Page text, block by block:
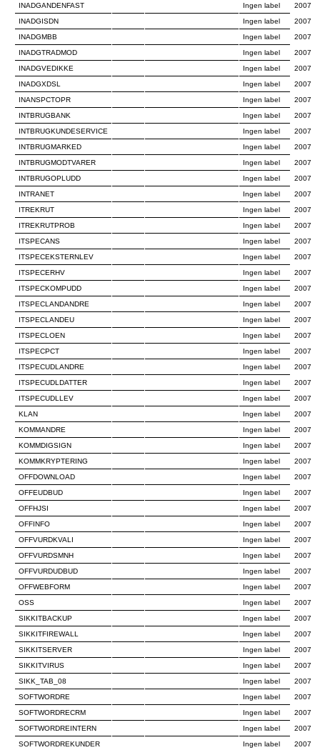
INADGANDENFAST
Ingen label
2007
INADGISDN
Ingen label
2007
INADGMBB
Ingen label
2007
INADGTRADMOD
Ingen label
2007
INADGVEDIKKE
Ingen label
2007
INADGXDSL
Ingen label
2007
INANSPCTOPR
Ingen label
2007
INTBRUGBANK
Ingen label
2007
INTBRUGKUNDESERVICE
Ingen label
2007
INTBRUGMARKED
Ingen label
2007
INTBRUGMODTVARER
Ingen label
2007
INTBRUGOPLUDD
Ingen label
2007
INTRANET
Ingen label
2007
ITREKRUT
Ingen label
2007
ITREKRUTPROB
Ingen label
2007
ITSPECANS
Ingen label
2007
ITSPECEKSTERNLEV
Ingen label
2007
ITSPECERHV
Ingen label
2007
ITSPECKOMPUDD
Ingen label
2007
ITSPECLANDANDRE
Ingen label
2007
ITSPECLANDEU
Ingen label
2007
ITSPECLOEN
Ingen label
2007
ITSPECPCT
Ingen label
2007
ITSPECUDLANDRE
Ingen label
2007
ITSPECUDLDATTER
Ingen label
2007
ITSPECUDLLEV
Ingen label
2007
KLAN
Ingen label
2007
KOMMANDRE
Ingen label
2007
KOMMDIGSIGN
Ingen label
2007
KOMMKRYPTERING
Ingen label
2007
OFFDOWNLOAD
Ingen label
2007
OFFEUDBUD
Ingen label
2007
OFFHJSI
Ingen label
2007
OFFINFO
Ingen label
2007
OFFVURDKVALI
Ingen label
2007
OFFVURDSMNH
Ingen label
2007
OFFVURDUDBUD
Ingen label
2007
OFFWEBFORM
Ingen label
2007
OSS
Ingen label
2007
SIKKITBACKUP
Ingen label
2007
SIKKITFIREWALL
Ingen label
2007
SIKKITSERVER
Ingen label
2007
SIKKITVIRUS
Ingen label
2007
SIKK_TAB_08
Ingen label
2007
SOFTWORDRE
Ingen label
2007
SOFTWORDRECRM
Ingen label
2007
SOFTWORDREINTERN
Ingen label
2007
SOFTWORDREKUNDER
Ingen label 2007